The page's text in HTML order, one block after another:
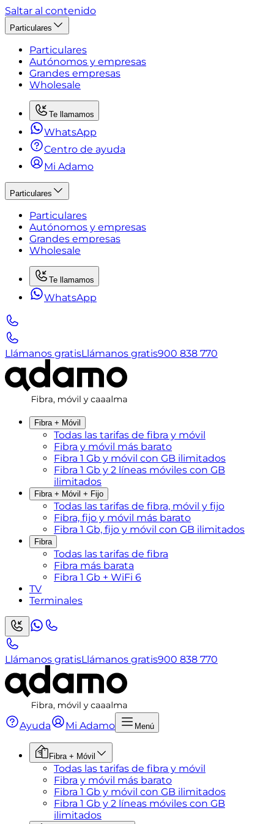
Saltar al contenido
Particulares
Particulares
Autónomos y empresas
Grandes empresas
Wholesale
Te llamamos
WhatsApp
Centro de ayuda
Mi Adamo
Particulares
Particulares
Autónomos y empresas
Grandes empresas
Wholesale
Te llamamos
WhatsApp
Llámanos gratisLlámanos gratis900 838 770
Fibra + Móvil
Todas las tarifas de fibra y móvil
Fibra y móvil más barato
Fibra 1 Gb y móvil con GB ilimitados
Fibra 1 Gb y 2 líneas móviles con GB
ilimitados
Fibra + Móvil + Fijo
Todas las tarifas de fibra, móvil y fijo
Fibra, fijo y móvil más barato
Fibra 1 Gb, fijo y móvil con GB ilimitados
Fibra
Todas las tarifas de fibra
Fibra más barata
Fibra 1 Gb + WiFi 6
TV
Terminales
Llámanos gratisLlámanos gratis900 838 770
Ayuda Mi Adamo Menú
Fibra + Móvil
Todas las tarifas de fibra y móvil
Fibra y móvil más barato
Fibra 1 Gb y móvil con GB ilimitados
Fibra 1 Gb y 2 líneas móviles con GB
ilimitados